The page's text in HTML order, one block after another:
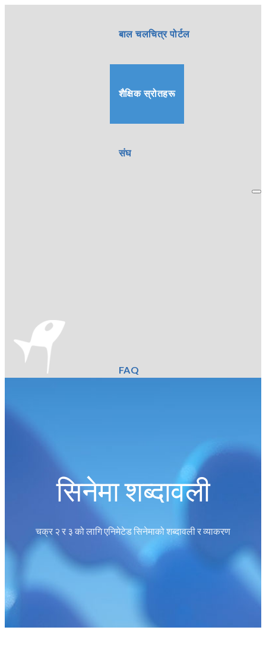
बाल चलचित्र पोर्टल
शैक्षिक स्रोतहरू
संघ
FAQ
सिनेमा शब्दावली
चक्र २ र ३ को लागि एनिमेटेड सिनेमाको शब्दावली र व्याकरण